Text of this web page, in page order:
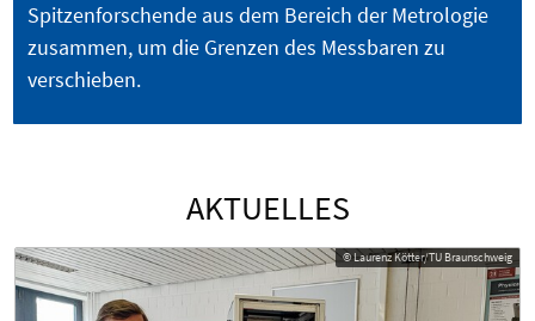
Spitzenforschende aus dem Bereich der Metrologie
zusammen, um die Grenzen des Messbaren zu
verschieben.
AKTUELLES
© Laurenz Kötter/TU Braunschweig